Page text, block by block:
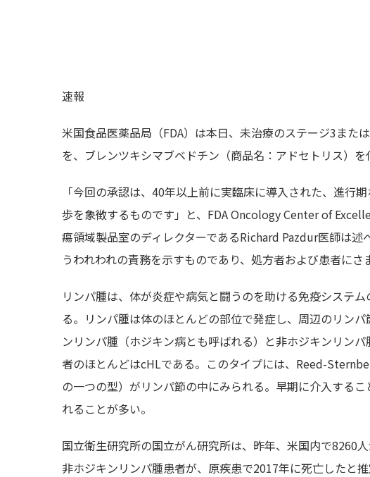
速報
米国食品医薬品局（FDA）は本日、未治療のステージ3また
を、ブレンツキシマブベドチン（商品名：アドセトリス）
「今回の承認は、40年以上前に実臨床に導入された、進行
歩を象徴するものです」と、FDA Oncology Center of
瘍領域製品室のディレクターであるRichard Pazdur医師は
うわれわれの責務を示すものであり、処方者および患者にさ
リンパ腫は、体が炎症や病気と闘うのを助ける免疫システ
る。リンパ腫は体のほとんどの部位で発症し、周辺のリン
ンリンパ腫（ホジキン病とも呼ばれる）と非ホジキンリン
者のほとんどはcHLである。このタイプには、Reed-
の一つの型）がリンパ節の中にみられる。早期に介入する
れることが多い。
国立衛生研究所の国立がん研究所は、昨年、米国内で8260
非ホジキンリンパ腫患者が、原疾患で2017年に死亡したと推